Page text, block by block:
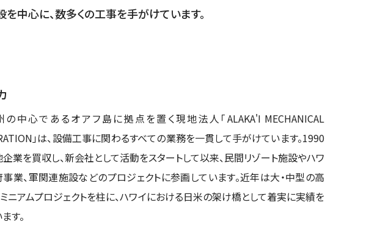
中心に、数多くの工事を手がけています。
の中心であるオアフ島に拠点を置く現地法人「ALAKA'I MECHANICAL
」は、設備工事に関わるすべての業務を一貫して手がけています。1990
業を買収し、新会社として活動をスタートして以来、民間リゾート施設やハワ
業、軍関連施設などのプロジェクトに参画しています。近年は大・中型の高
ニアムプロジェクトを柱に、ハワイにおける日米の架け橋として着実に実績を
す。